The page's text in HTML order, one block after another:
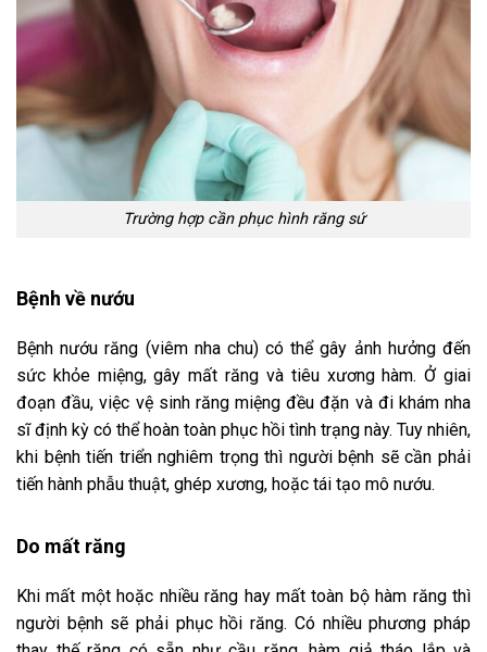
Trường hợp cần phục hình răng sứ
Bệnh về nướu
Bệnh nướu răng (viêm nha chu) có thể gây ảnh hưởng đến
sức khỏe miệng, gây mất răng và tiêu xương hàm. Ở giai
đoạn đầu, việc vệ sinh răng miệng đều đặn và đi khám nha
sĩ định kỳ có thể hoàn toàn phục hồi tình trạng này. Tuy nhiên,
khi bệnh tiến triển nghiêm trọng thì người bệnh sẽ cần phải
tiến hành phẫu thuật, ghép xương, hoặc tái tạo mô nướu.
Do mất răng
Khi mất một hoặc nhiều răng hay mất toàn bộ hàm răng thì
người bệnh sẽ phải phục hồi răng. Có nhiều phương pháp